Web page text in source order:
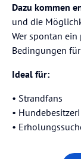
Dazu kommen
und die
Wer spontan
Bedingungen
Ideal für:
• Strandfans
⁠•
⁠•